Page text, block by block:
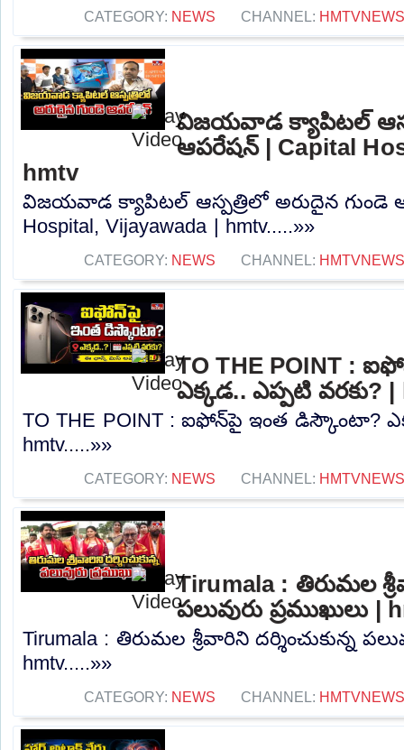
CATEGORY: NEWS CHANNEL: HMTVNEWS
విజయవాడ క్యాపిటల్
ఆపరేషన్ | Capital
hmtv
విజయవాడ క్యాపిటల్ ఆస్పత్రిలో అరుదైన గుండె
Hospital, Vijayawada | hmtv.....»»
CATEGORY: NEWS CHANNEL: HMTVNEWS
TO THE POINT :
ఎక్కడ.. ఎప్పటి వరకు? |
TO THE POINT : ఐఫోన్‌పై ఇంత డిస్కౌంటా?
hmtv.....»»
CATEGORY: NEWS CHANNEL: HMTVNEWS
Tirumala : తిరుమల
పలువురు ప్రముఖులు |
Tirumala : తిరుమల శ్రీవారిని దర్శించుకున్న
hmtv.....»»
CATEGORY: NEWS CHANNEL: HMTVNEWS